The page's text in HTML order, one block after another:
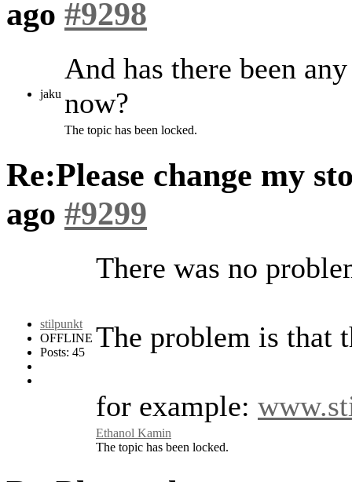
ago #9298
jaku
And has there been
now?
The topic has been locked.
Re:Please change my
ago #9299
stilpunkt
OFFLINE
Posts: 45
There was no
The problem is that
for example:
Ethanol Kamin
The topic has been locked.